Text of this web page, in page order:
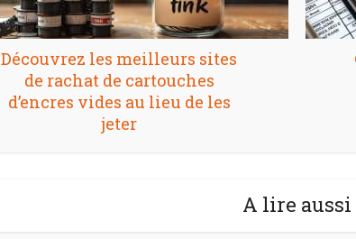
Découvrez les meilleurs sites
de rachat de cartouches
d’encres vides au lieu de les
jeter
A lire aussi